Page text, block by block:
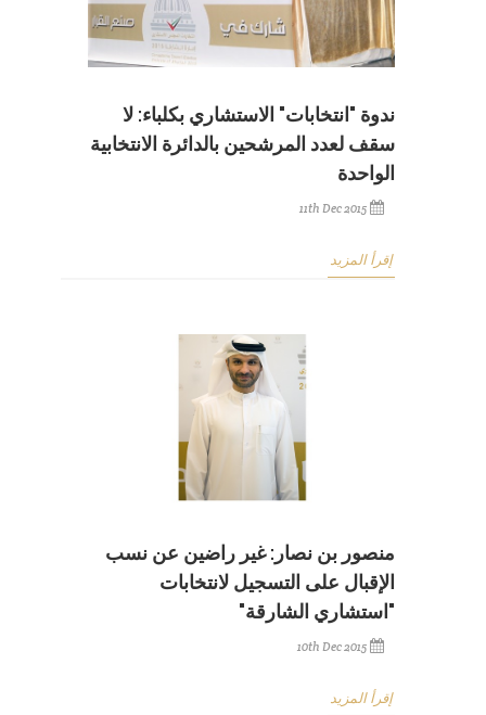
ندوة "انتخابات" الاستشاري بكلباء: لا
سقف لعدد المرشحين بالدائرة الانتخابية
الواحدة
11th Dec 2015
إقرأ المزيد
منصور بن نصار: غير راضين عن نسب
الإقبال على التسجيل لانتخابات
"استشاري الشارقة"
10th Dec 2015
إقرأ المزيد